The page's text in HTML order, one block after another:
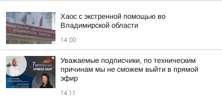
Хаос с экстренной помощью во
Владимирской области
14:00
Уважаемые подписчики, по техническим
причинам мы не сможем выйти в прямой
эфир
14:11